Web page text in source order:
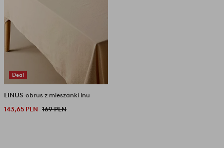
Deal
LINUS obrus z mieszanki lnu
143,65 PLN 169 PLN